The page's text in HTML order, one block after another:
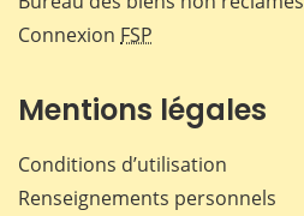
Connexion FSP
Mentions légales
Conditions d’utilisation
Renseignements personnels